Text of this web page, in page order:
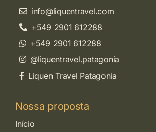
Nossa proposta
Início
info@liquentravel.com
+549 2901 612288
+549 2901 612288
@liquentravel.patagonia
Liquen Travel Patagonia